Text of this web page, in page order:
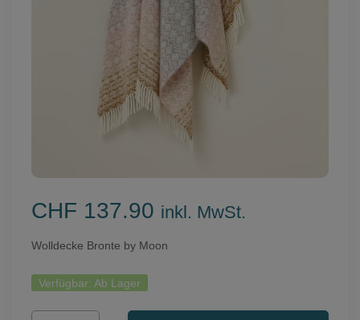
CHF 137.90 inkl. MwSt.
Wolldecke Bronte by Moon
Verfügbar: Ab Lager